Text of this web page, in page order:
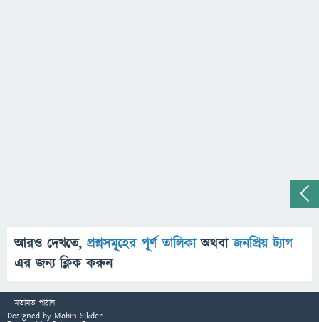
আরও দেখতে, প্রশ্নসমূহের পূর্ণ তালিকাঅথবাজনপ্রিয় ট্যাগ
এর জন্য ক্লিক করুন
মতামত পাঠান
Designed by Mobin Sikder